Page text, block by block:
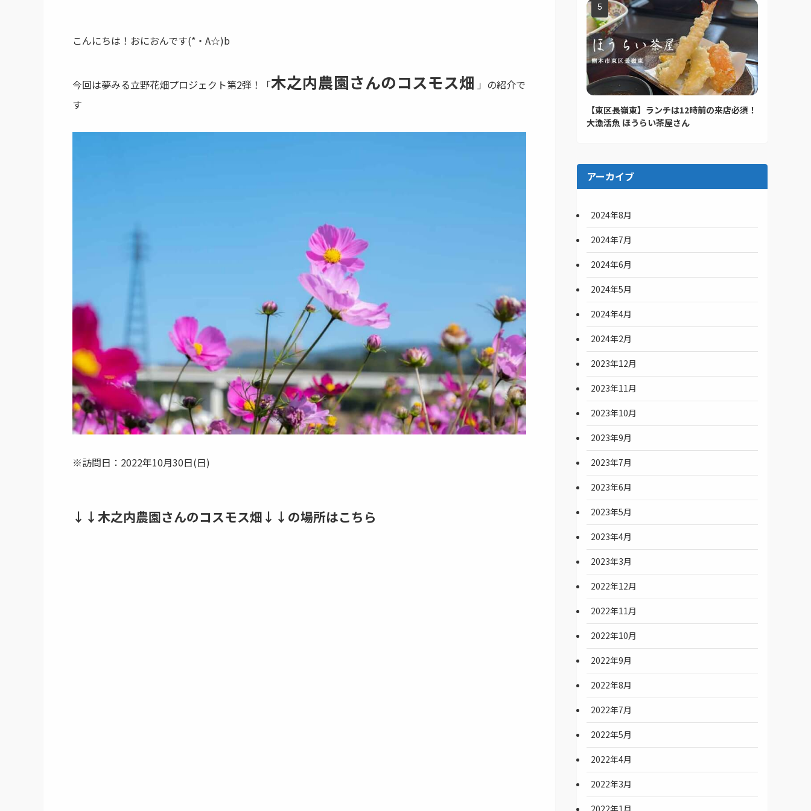
こんにちは！おにおんです(*・A☆)b
今回は夢みる立野花畑プロジェクト第2弾！「木之内農園さんのコスモス畑 」の紹介で
す
※訪問日：2022年10月30日(日)
↓↓木之内農園さんのコスモス畑↓↓の場所はこちら
【東区長嶺東】ランチは12時前の来店必須！
大漁活魚 ほうらい茶屋さん
アーカイブ
2024年8月
2024年7月
2024年6月
2024年5月
2024年4月
2024年2月
2023年12月
2023年11月
2023年10月
2023年9月
2023年7月
2023年6月
2023年5月
2023年4月
2023年3月
2022年12月
2022年11月
2022年10月
2022年9月
2022年8月
2022年7月
2022年5月
2022年4月
2022年3月